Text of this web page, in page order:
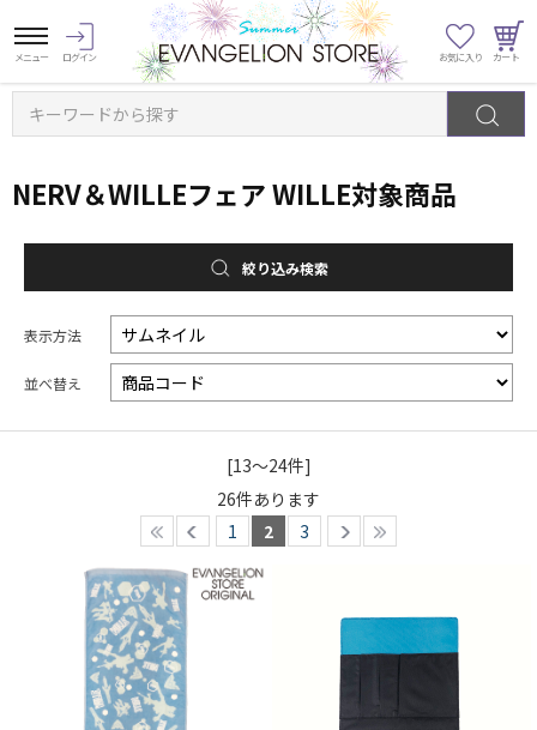
キーワードから探す
NERV＆WILLEフェア WILLE対象商品
絞り込み検索
表示方法
並べ替え
[13～24件]
26件あります
1
2 3